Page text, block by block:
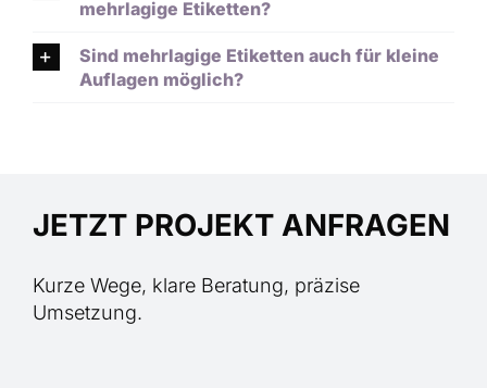
mehrlagige Etiketten?
Sind mehrlagige Etiketten auch für kleine
Auflagen möglich?
JETZT PROJEKT ANFRAGEN
Kurze Wege, klare Beratung, präzise
Umsetzung.